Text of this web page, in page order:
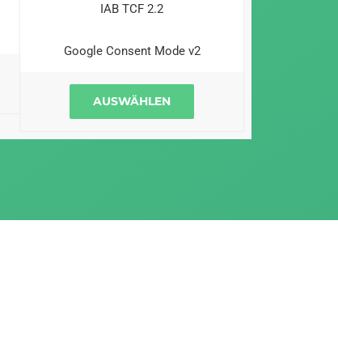
IAB TCF 2.2
Google Consent Mode v2
AUSWÄHLEN